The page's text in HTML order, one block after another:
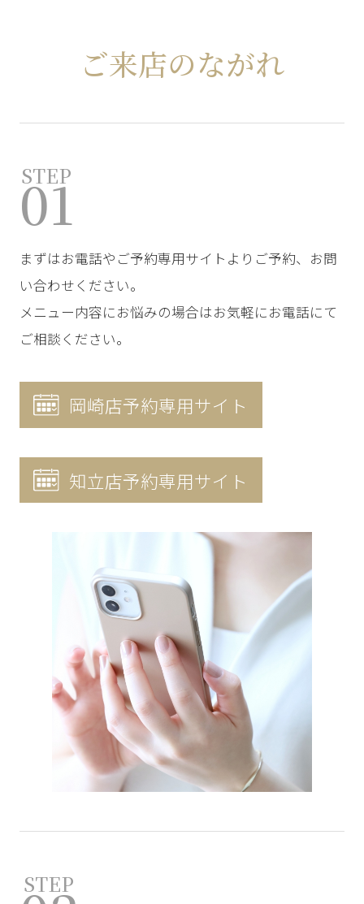
ご来店のながれ
STEP
01
まずはお電話やご予約専用サイトよりご予約、お問
い合わせください。
メニュー内容にお悩みの場合はお気軽にお電話にて
ご相談ください。
岡崎店予約専用サイト
知立店予約専用サイト
STEP